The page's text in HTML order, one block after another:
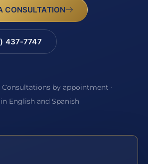
CONSULTATION
437-7747
Consultations by appointment ·
English and Spanish